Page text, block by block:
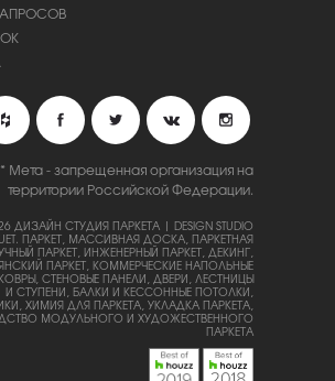
Мета - запрещенная организация на
территории Российской Федерации.
ДИЗАЙН СТУДИЯ ПАРКЕТА | DESIGN STUDIO
ПАРКЕТ, МАССИВНАЯ ДОСКА, ПАРКЕТНАЯ
ПАРКЕТ, ИНЖЕНЕРНЫЙ ПАРКЕТ, ДЕКИНГ,
ПАРКЕТ, КОММЕРЧЕСКИЕ НАПОЛЬНЫЕ
СТЕНОВЫЕ ПАНЕЛИ, ДВЕРИ, ЛЕСТНИЦЫ
И СТУПЕНИ, БАЛКИ И КЕССОННЫЕ ПОТОЛКИ,
ХИМИЯ ДЛЯ ПАРКЕТА, УКЛАДКА ПАРКЕТА,
МОДУЛЬНОГО И ХУДОЖЕСТВЕННОГО
ПАРКЕТА